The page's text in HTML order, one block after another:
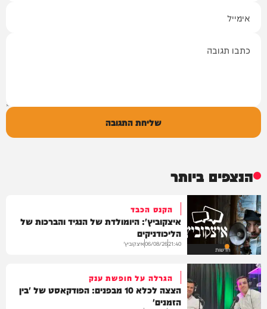
שליחת התגובה
הנצפים ביותר
חדשות
הקנס הכבד
איצקוביץ': היומולדת של הנגיד והברכות של
הליכודניקים
21:40
06/08/26איצקוביץ'
הגרלה על חופשת ענק
הצצה לכלא 10 מבפנים: הפודקאסט של 'בין
הזמנים'